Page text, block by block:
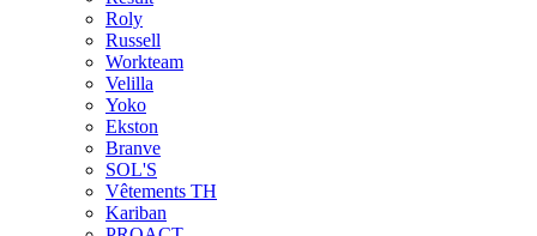
Roly
Russell
Workteam
Velilla
Yoko
Ekston
Branve
SOL'S
Vêtements TH
Kariban